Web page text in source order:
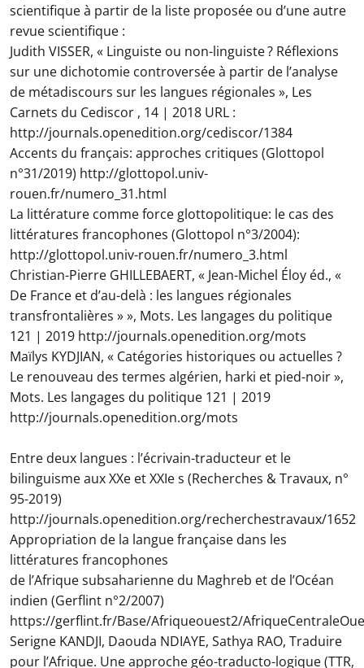
scientifique à partir de la liste proposée ou d’une autre
revue scientifique :
Judith VISSER, « Linguiste ou non-linguiste ? Réflexions
sur une dichotomie controversée à partir de l’analyse
de métadiscours sur les langues régionales », Les
Carnets du Cediscor , 14 | 2018 URL :
http://journals.openedition.org/cediscor/1384
Accents du français: approches critiques (Glottopol
n°31/2019) http://glottopol.univ-
rouen.fr/numero_31.html
La littérature comme force glottopolitique: le cas des
littératures francophones (Glottopol n°3/2004):
http://glottopol.univ-rouen.fr/numero_3.html
Christian-Pierre GHILLEBAERT, « Jean-Michel Éloy éd., «
De France et d’au-delà : les langues régionales
transfrontalières » », Mots. Les langages du politique
121 | 2019 http://journals.openedition.org/mots
Maïlys KYDJIAN, « Catégories historiques ou actuelles ?
Le renouveau des termes algérien, harki et pied-noir »,
Mots. Les langages du politique 121 | 2019
http://journals.openedition.org/mots
Entre deux langues : l’écrivain-traducteur et le
bilinguisme aux XXe et XXIe s (Recherches & Travaux, n°
95-2019)
http://journals.openedition.org/recherchestravaux/1652
Appropriation de la langue française dans les
littératures francophones
de l’Afrique subsaharienne du Maghreb et de l’Océan
indien (Gerflint n°2/2007)
https://gerflint.fr/Base/Afriqueouest2/
Serigne KANDJI, Daouda NDIAYE, Sathya RAO, Traduire
pour l’Afrique. Une approche géo-traducto-logique (TTR,